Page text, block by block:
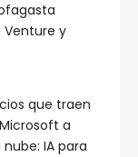
Venture y
que traen
a
IA para